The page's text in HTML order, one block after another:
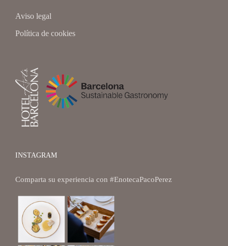
Aviso legal
Política de cookies
INSTAGRAM
Comparta su experiencia con #EnotecaPacoPerez